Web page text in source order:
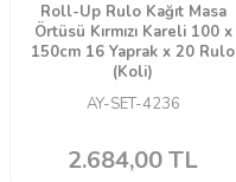
Roll-Up Rulo Kağıt Masa
Örtüsü Kırmızı Kareli 100 x
150cm 16 Yaprak x 20 Rulo
(Koli)
AY-SET-4236
2.684,00TL